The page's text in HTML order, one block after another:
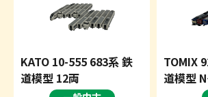
KATO 10-555 683系 鉄
道模型 12両
TOMIX
道模型